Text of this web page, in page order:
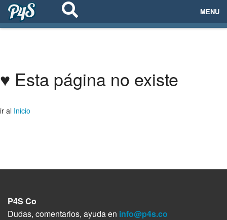
MENU
EMPRESAS
PROYECTOS
♥ Esta página no existe
ir al Inicio
P4S Co
Dudas, comentarios, ayuda en info@p4s.co